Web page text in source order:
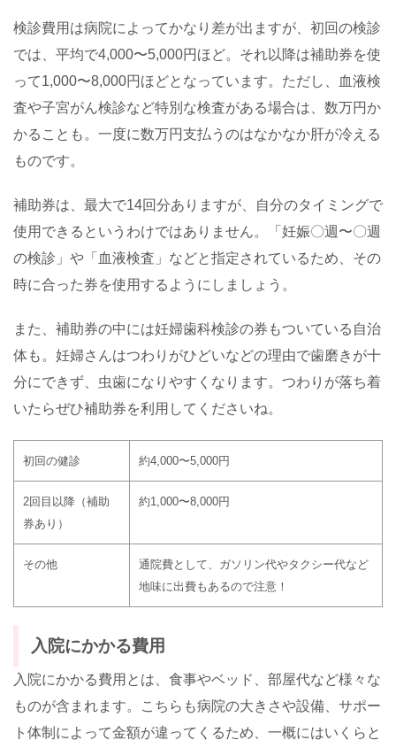
検診費用は病院によってかなり差が出ますが、初回の検診
では、平均で4,000〜5,000円ほど。それ以降は補助券を使
って1,000〜8,000円ほどとなっています。ただし、血液検
査や子宮がん検診など特別な検査がある場合は、数万円か
かることも。一度に数万円支払うのはなかなか肝が冷える
ものです。
補助券は、最大で14回分ありますが、自分のタイミングで
使用できるというわけではありません。「妊娠〇週〜〇週
の検診」や「血液検査」などと指定されているため、その
時に合った券を使用するようにしましょう。
また、補助券の中には妊婦歯科検診の券もついている自治
体も。妊婦さんはつわりがひどいなどの理由で歯磨きが十
分にできず、虫歯になりやすくなります。つわりが落ち着
いたらぜひ補助券を利用してくださいね。
初回の健診 約4,000〜5,000円
2回目以降（補助
券あり）
約1,000〜8,000円
その他
通院費として、ガソリン代やタクシー代など
地味に出費もあるので注意！
入院にかかる費用
入院にかかる費用とは、食事やベッド、部屋代など様々な
ものが含まれます。こちらも病院の大きさや設備、サポー
ト体制によって金額が違ってくるため、一概にはいくらと